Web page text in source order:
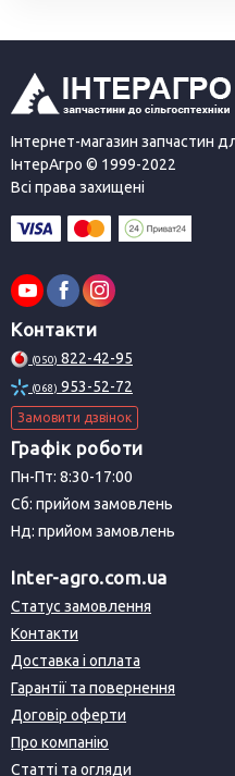
Інтернет-магазин запчастин
ІнтерАгро © 1999-2022
Всі права захищені
Контакти
(050) 822-42-95
(068) 953-52-72
Замовити дзвінок
Графік роботи
Пн-Пт: 8:30-17:00
Сб: прийом замовлень
Нд: прийом замовлень
Inter-agro.com.ua
Статус замовлення
Контакти
Доставка і оплата
Гарантії та повернення
Договір оферти
Про компанію
Статті та огляди